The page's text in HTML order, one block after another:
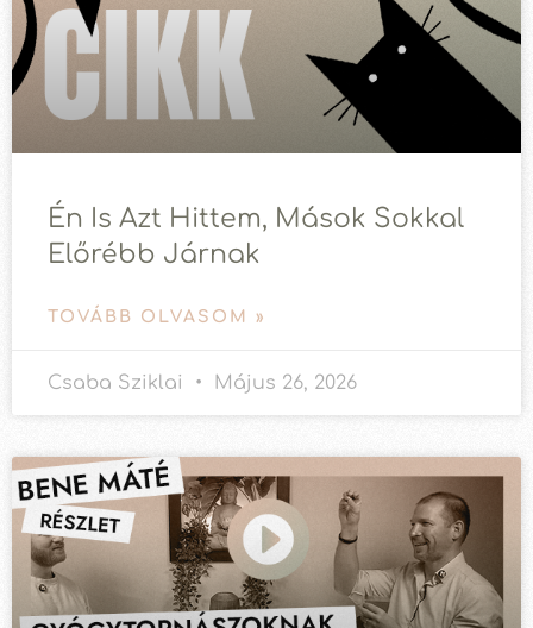
Én Is Azt Hittem, Mások Sokkal
Előrébb Járnak
TOVÁBB OLVASOM »
Csaba Sziklai Május 26, 2026